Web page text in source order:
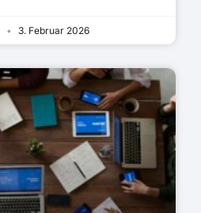
3. Februar 2026